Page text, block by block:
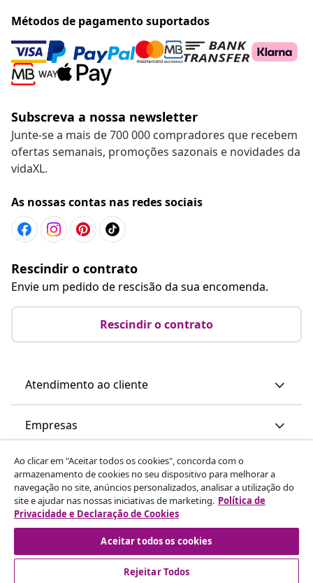
Métodos de pagamento suportados
Subscreva a nossa newsletter
Junte-se a mais de 700 000 compradores que recebem
ofertas semanais, promoções sazonais e novidades da
vidaXL.
As nossas contas nas redes sociais
Rescindir o contrato
Envie um pedido de rescisão da sua encomenda.
Rescindir o contrato
Atendimento ao cliente
Empresas
vidaXL
Descubra mais
Ao clicar em "Aceitar todos os cookies", concorda com o
armazenamento de cookies no seu dispositivo para melhorar a
navegação no site, anúncios personalizados, analisar a utilização do
site e ajudar nas nossas iniciativas de marketing. Política de
Privacidade e Declaração de Cookies
Aceitar todos os cookies
Rejeitar Todos